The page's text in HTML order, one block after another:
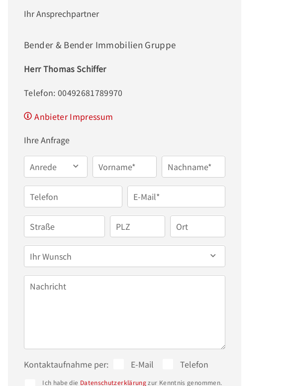
Ihr Ansprechpartner
Bender & Bender Immobilien Gruppe
Herr Thomas Schiffer
Telefon: 00492681789970
Anbieter Impressum
Ihre Anfrage
Anrede Vorname* Nachname*
Telefon E-Mail*
Straße PLZ Ort
Ihr Wunsch
Nachricht
Kontaktaufnahme per: E-Mail Telefon
Ich habe die Datenschutzerklärung zur Kenntnis genommen.